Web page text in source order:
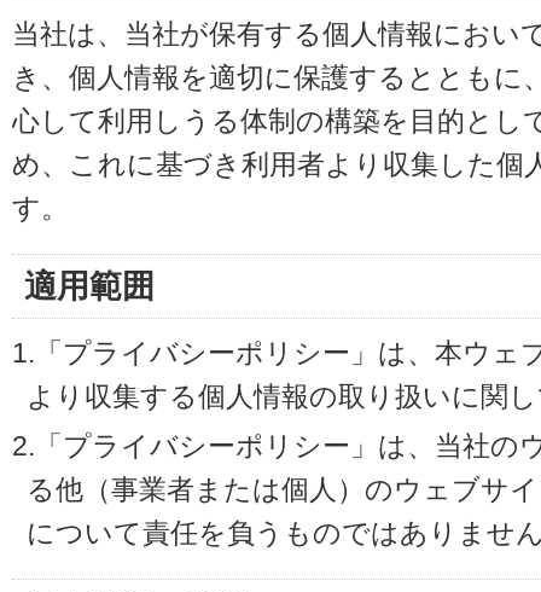
当社は、当社が保有する個人情報におい
き、個人情報を適切に保護するとともに
心して利用しうる体制の構築を目的とし
め、これに基づき利用者より収集した個
す。
適用範囲
1.「プライバシーポリシー」は、本ウェ
より収集する個人情報の取り扱いに関
2.「プライバシーポリシー」は、当社の
る他（事業者または個人）のウェブサ
について責任を負うものではありませ